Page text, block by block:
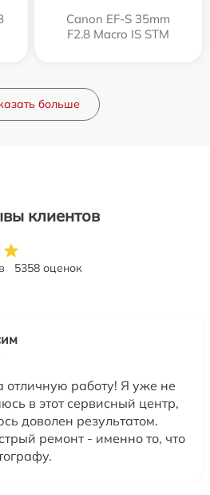
Canon EF-S 35mm
F2.8 Macro IS STM
больше
клиентов
5358 оценок
отличную работу! Я уже не
в этот сервисный центр,
доволен результатом.
ремонт - именно то, что